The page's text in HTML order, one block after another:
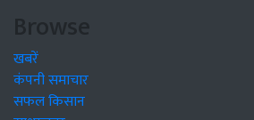
Browse
खबरें
कंपनी समाचार
सफल किसान